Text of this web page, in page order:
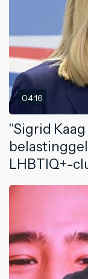
04:16
"Sigrid
LHBTIQ+-